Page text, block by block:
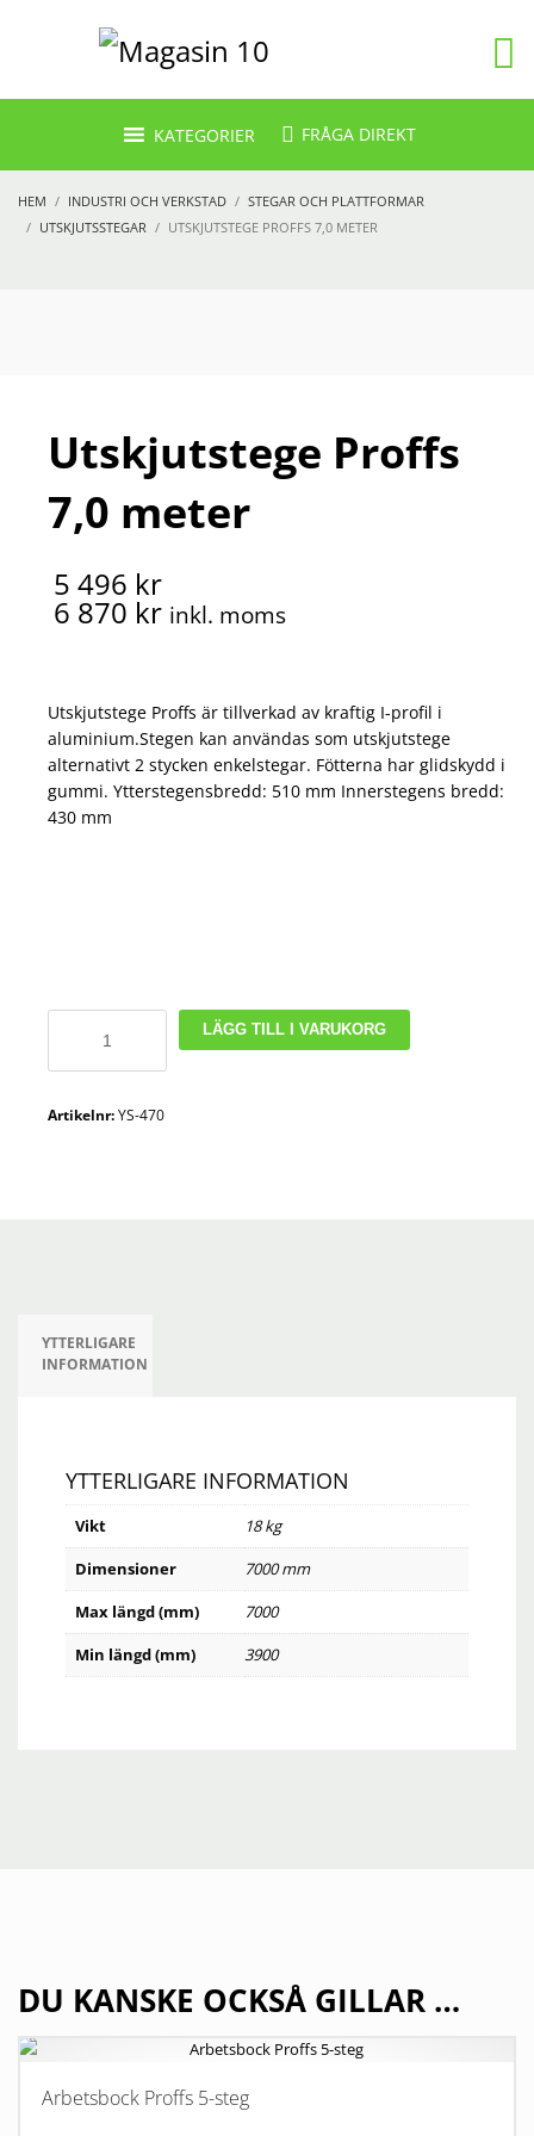
KATEGORIER FRÅGA DIREKT
HEM INDUSTRI OCH VERKSTAD
STEGAR OCH PLATTFORMAR
UTSKJUTSSTEGAR
UTSKJUTSTEGE PROFFS 7,0 METER
Utskjutstege Proffs
7,0 meter
5 496 kr
6 870 kr inkl. moms
Utskjutstege Proffs är tillverkad av kraftig I-profil i
aluminium.Stegen kan användas som utskjutstege
alternativt 2 stycken enkelstegar. Fötterna har glidskydd i
gummi. Ytterstegensbredd: 510 mm Innerstegens bredd:
430 mm
7,0
mängd
LÄGG TILL I VARUKORG
Artikelnr:YS-470
YTTERLIGARE
INFORMATION
YTTERLIGARE INFORMATION
Vikt
18 kg
Dimensioner
7000 mm
Max längd (mm)
7000
Min längd (mm)
3900
DU KANSKE OCKSÅ GILLAR …
Arbetsbock Proffs 5-steg